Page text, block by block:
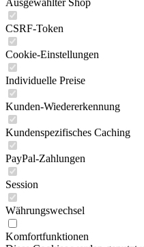
Ausgewählter Shop
CSRF-Token
Cookie-Einstellungen
Individuelle Preise
Kunden-Wiedererkennung
Kundenspezifisches Caching
PayPal-Zahlungen
Session
Währungswechsel
Komfortfunktionen